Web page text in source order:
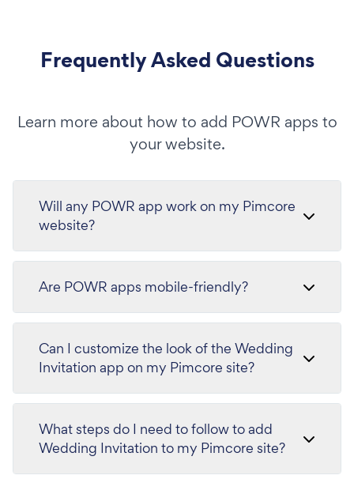
Frequently Asked Questions
Learn more about how to add POWR apps to
your website.
Will any POWR app work on my Pimcore
website?
Are POWR apps mobile-friendly?
Can I customize the look of the Wedding
Invitation app on my Pimcore site?
What steps do I need to follow to add
Wedding Invitation to my Pimcore site?